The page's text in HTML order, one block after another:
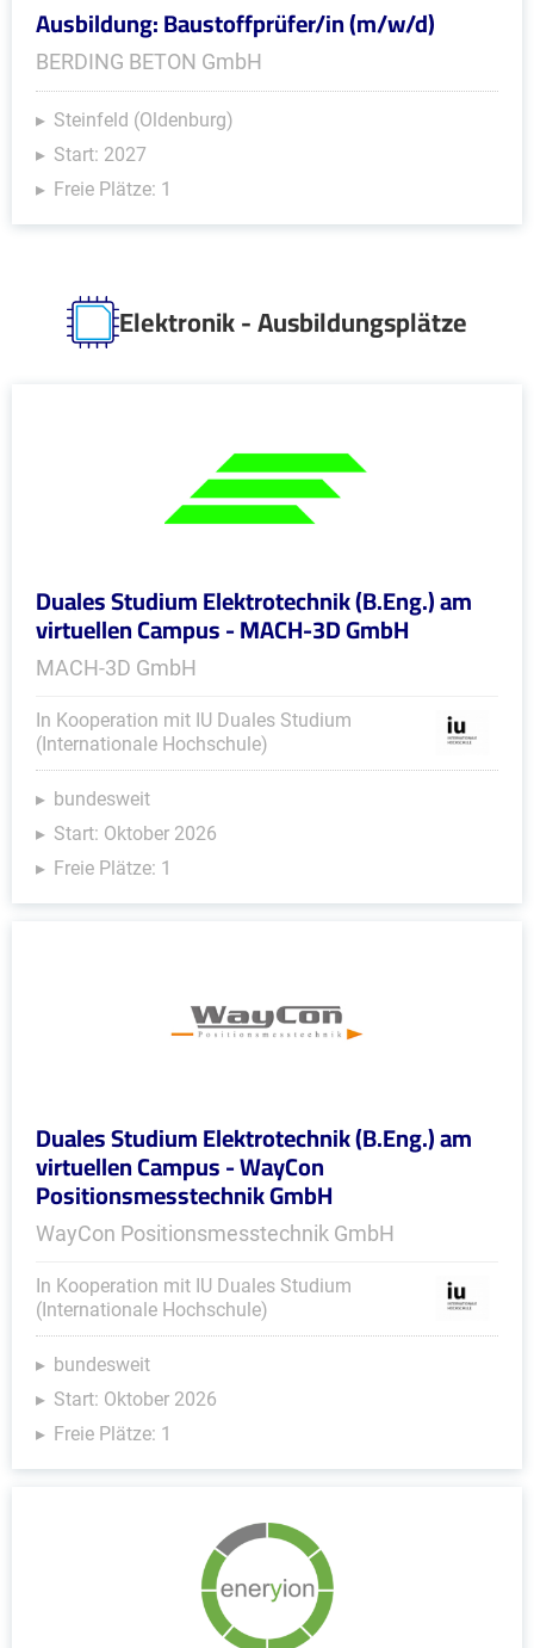
Ausbildung: Baustoffprüfer/in (m/w/d)
BERDING BETON GmbH
Steinfeld (Oldenburg)
Start: 2027
Freie Plätze: 1
Elektronik - Ausbildungsplätze
Duales Studium Elektrotechnik (B.Eng.) am
virtuellen Campus - MACH-3D GmbH
MACH-3D GmbH
In Kooperation mit IU Duales Studium
(Internationale Hochschule)
bundesweit
Start: Oktober 2026
Freie Plätze: 1
Duales Studium Elektrotechnik (B.Eng.) am
virtuellen Campus - WayCon
Positionsmesstechnik GmbH
WayCon Positionsmesstechnik GmbH
In Kooperation mit IU Duales Studium
(Internationale Hochschule)
bundesweit
Start: Oktober 2026
Freie Plätze: 1